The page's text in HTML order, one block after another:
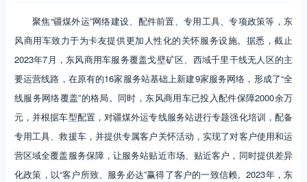
聚焦“疆煤外运”网络建设、配件前置、专用工具、专项政策等，东
风商用车致力于为卡友提供更加人性化的关怀服务设施。据悉，截止
2023年7月，东风商用车服务覆盖戈壁矿区、西域千里干线无人区的主
要运营线路，在原有的16家服务站基础上新建9家服务网络，形成了“全
线服务网络覆盖”的格局。同时，东风商用车已投入配件保障2000余万
元，并根据车型配置，对疆煤外运专线服务站进行专题强化培训，配备
专用工具、救援车，并提供专属客户关怀活动，实现了对客户使用和运
营区域全覆盖服务保障，让服务站贴近市场、贴近客户，同时提供差异
化政策，以“客户所致、服务必达”赢得了客户的一致信赖。2023年，东